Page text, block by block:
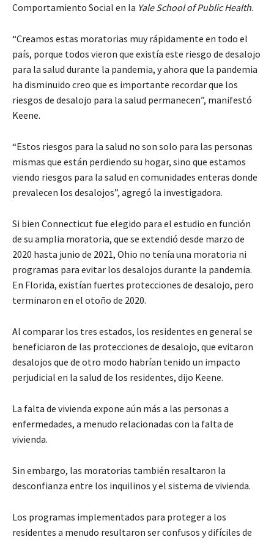
Comportamiento Social en la Yale School of Public Health.
“Creamos estas moratorias muy rápidamente en todo el
país, porque todos vieron que existía este riesgo de desalojo
para la salud durante la pandemia, y ahora que la pandemia
ha disminuido creo que es importante recordar que los
riesgos de desalojo para la salud permanecen”, manifestó
Keene.
“Estos riesgos para la salud no son solo para las personas
mismas que están perdiendo su hogar, sino que estamos
viendo riesgos para la salud en comunidades enteras donde
prevalecen los desalojos”, agregó la investigadora.
Si bien Connecticut fue elegido para el estudio en función
de su amplia moratoria, que se extendió desde marzo de
2020 hasta junio de 2021, Ohio no tenía una moratoria ni
programas para evitar los desalojos durante la pandemia.
En Florida, existían fuertes protecciones de desalojo, pero
terminaron en el otoño de 2020.
Al comparar los tres estados, los residentes en general se
beneficiaron de las protecciones de desalojo, que evitaron
desalojos que de otro modo habrían tenido un impacto
perjudicial en la salud de los residentes, dijo Keene.
La falta de vivienda expone aún más a las personas a
enfermedades, a menudo relacionadas con la falta de
vivienda.
Sin embargo, las moratorias también resaltaron la
desconfianza entre los inquilinos y el sistema de vivienda.
Los programas implementados para proteger a los
residentes a menudo resultaron ser confusos y difíciles de